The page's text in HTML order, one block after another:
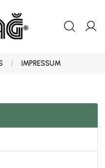
IMPRESSUM